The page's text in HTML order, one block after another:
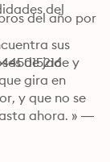
del
sus
de jade y
gira en
y que no se
ahora. » —
del año por